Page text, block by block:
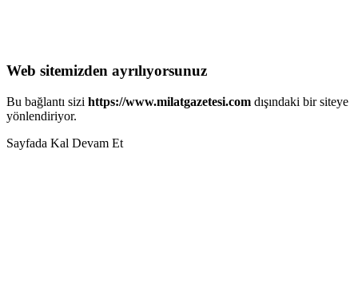
Web sitemizden ayrılıyorsunuz
Bu bağlantı sizi https://www.milatgazetesi.com dışındaki bir siteye
yönlendiriyor.
Sayfada Kal Devam Et